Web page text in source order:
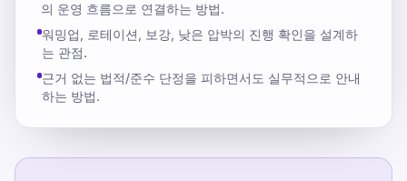
의 운영 흐름으로 연결하는 방법.
워밍업, 로테이션, 보강, 낮은 압박의 진행 확인을 설계하
는 관점.
근거 없는 법적/준수 단정을 피하면서도 실무적으로 안내
하는 방법.